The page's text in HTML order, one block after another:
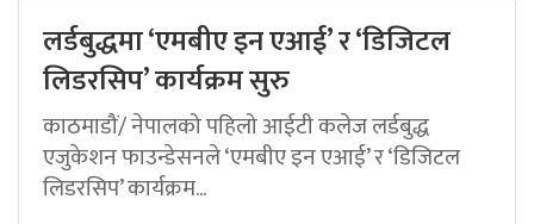
लर्डबुद्धमा ‘एमबीए इन एआई’ र ‘डिजिटल
लिडरसिप’ कार्यक्रम सुरु
काठमाडौं/ नेपालको पहिलो आईटी कलेज लर्डबुद्ध
एजुकेशन फाउन्डेसनले ‘एमबीए इन एआई’ र ‘डिजिटल
लिडरसिप’ कार्यक्रम...